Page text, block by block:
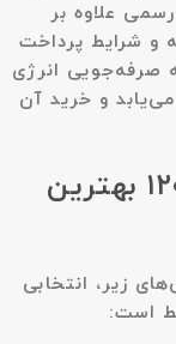
علاوه بر
و شرایط پرداخت
صرفه‌جویی انرژی
و خرید آن
چرا کولر گازی هایسنس ۱۲۰۰۰ بهترین
ویژگی‌های زیر، انتخابی
است: